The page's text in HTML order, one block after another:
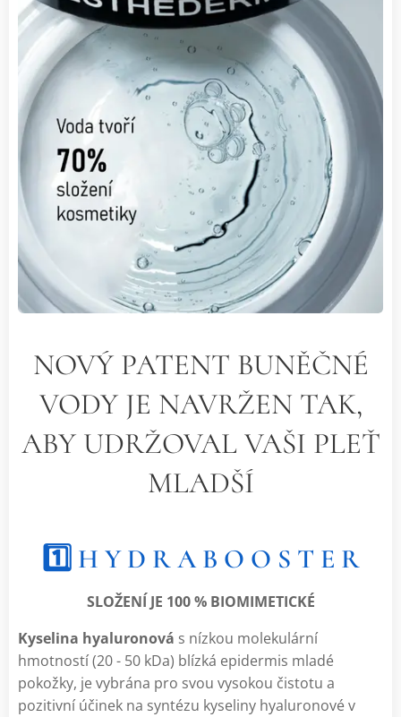
NOVÝ PATENT BUNĚČNÉ
VODY JE NAVRŽEN TAK,
ABY UDRŽOVAL VAŠI PLEŤ
MLADŠÍ
1️⃣ H Y D R A B O O S T E R
SLOŽENÍ JE 100 % BIOMIMETICKÉ
Kyselina hyaluronová s nízkou molekulární
hmotností (20 - 50 kDa) blízká epidermis mladé
pokožky, je vybrána pro svou vysokou čistotu a
pozitivní účinek na syntézu kyseliny hyaluronové v